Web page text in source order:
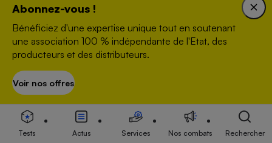
Abonnez-vous !
Bénéficiez d'une expertise unique tout en soutenant
une association 100 % indépendante de l'Etat, des
producteurs et des distributeurs.
Voir nos offres
Tests Actus Services Nos combats Rechercher